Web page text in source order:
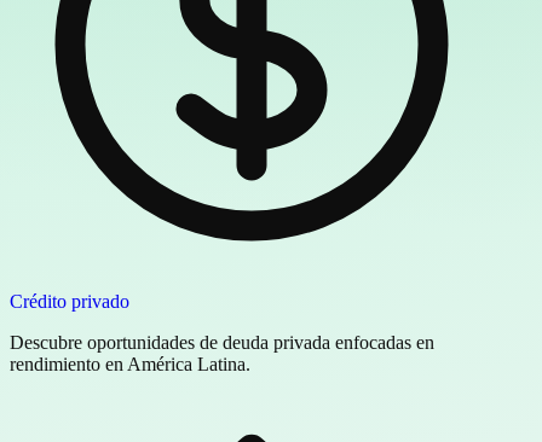
Crédito privado
Descubre oportunidades de deuda privada enfocadas en
rendimiento en América Latina.